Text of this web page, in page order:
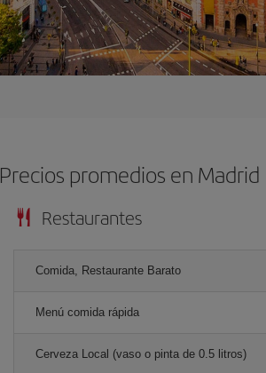
Precios promedios en Madrid
Restaurantes
Comida, Restaurante Barato
Menú comida rápida
Cerveza Local (vaso o pinta de 0.5 litros)